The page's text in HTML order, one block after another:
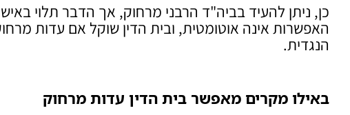
כן, ניתן להעיד בביה"ד הרבני מרחוק, אך הדבר תלוי
האפשרות אינה אוטומטית, ובית הדין שוקל אם עדות
הנגדית.
באילו מקרים מאפשר בית הדין עדות מרחוק